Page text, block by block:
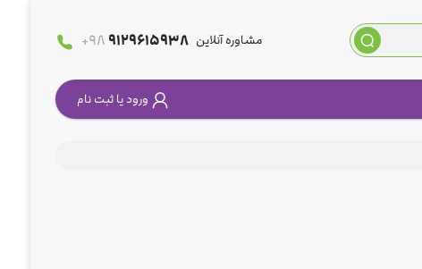
مشاوره آنلاین +98 9129615938
ورود یا ثبت نام